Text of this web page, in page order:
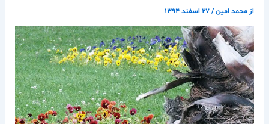
از محمد امین/۲۷ اسفند ۱۳۹۴